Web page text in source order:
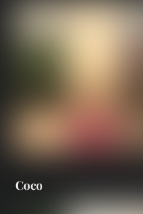
Coco